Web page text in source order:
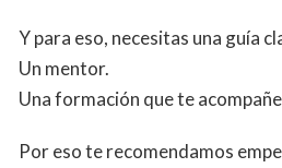
Y para eso, necesitas una guía
Un mentor.
Una formación que te
Por eso te recomendamos